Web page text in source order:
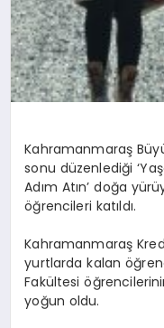
Kahramanmaraş
sonu düzenlediği
Adım Atın’ doğa
öğrencileri katıldı.
Kahramanmaraş
yurtlarda kalan
Fakültesi
yoğun oldu.